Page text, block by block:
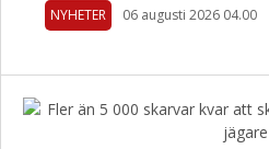
NYHETER 06 augusti 2026 04.00